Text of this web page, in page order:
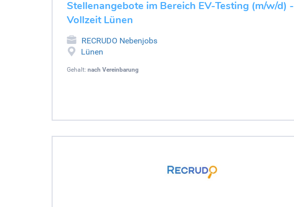
Stellenangebote im Bereich EV-Testing (m/w/d) -
Vollzeit Lünen
RECRUDO Nebenjobs
Lünen
Gehalt: nach Vereinbarung